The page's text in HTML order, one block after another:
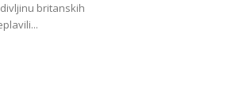
britanskih